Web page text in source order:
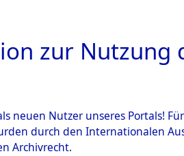
HOME
zur Nutzung
neuen Nutzer unseres Portals!
durch den Internationalen
Archivrecht.